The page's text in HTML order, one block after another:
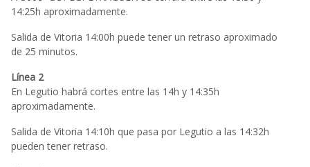
14:25h aproximadamente.
Salida de Vitoria 14:00h puede tener un retraso aproximado
de 25 minutos.
Línea 2
En Legutio habrá cortes entre las 14h y 14:35h
aproximadamente.
Salida de Vitoria 14:10h que pasa por Legutio a las 14:32h
pueden tener retraso.